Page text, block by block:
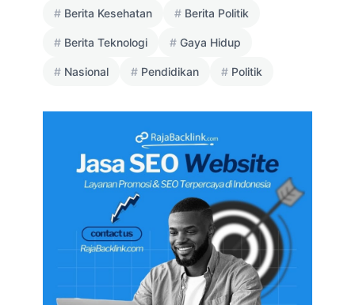
Berita Kesehatan Berita Politik
Berita Teknologi Gaya Hidup
Nasional Pendidikan Politik